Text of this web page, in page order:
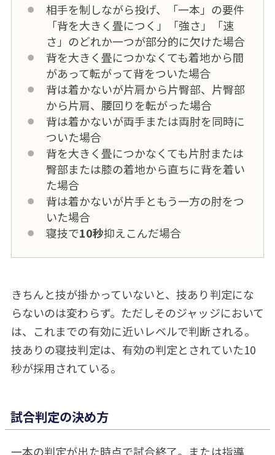
相手を制しながら投げ、「一本」の要件
「背を大きく畳につく」「強さ」「速
さ」のどれか一つが部分的に欠けた場合
背を大きく畳につかなくても着地から間
があって転がって背をついた場合
背は着かないが片肩から片臀部、片臀部
から片肩、腰回りを転がった場合
背は着かないが両手または両肘を同時に
ついた場合
背を大きく畳につかなくても片肘または
臀部または膝の着地から直ちに背を着い
た場合
背は着かないが片手ともう一方の肘をつ
いた場合
寝技で10秒抑えこんだ場合
きちんと技が掛かっていないと、技あり判定にな
らないのは変わらず。ただしそのジャッジにおいて
は、これまでの有効に近いレベルで判断される。
技ありの寝技判定は、有効の判定とされていた10
秒が採用されている。
試合判定の決め方
一本の判定が出た時点で試合終了。または指導